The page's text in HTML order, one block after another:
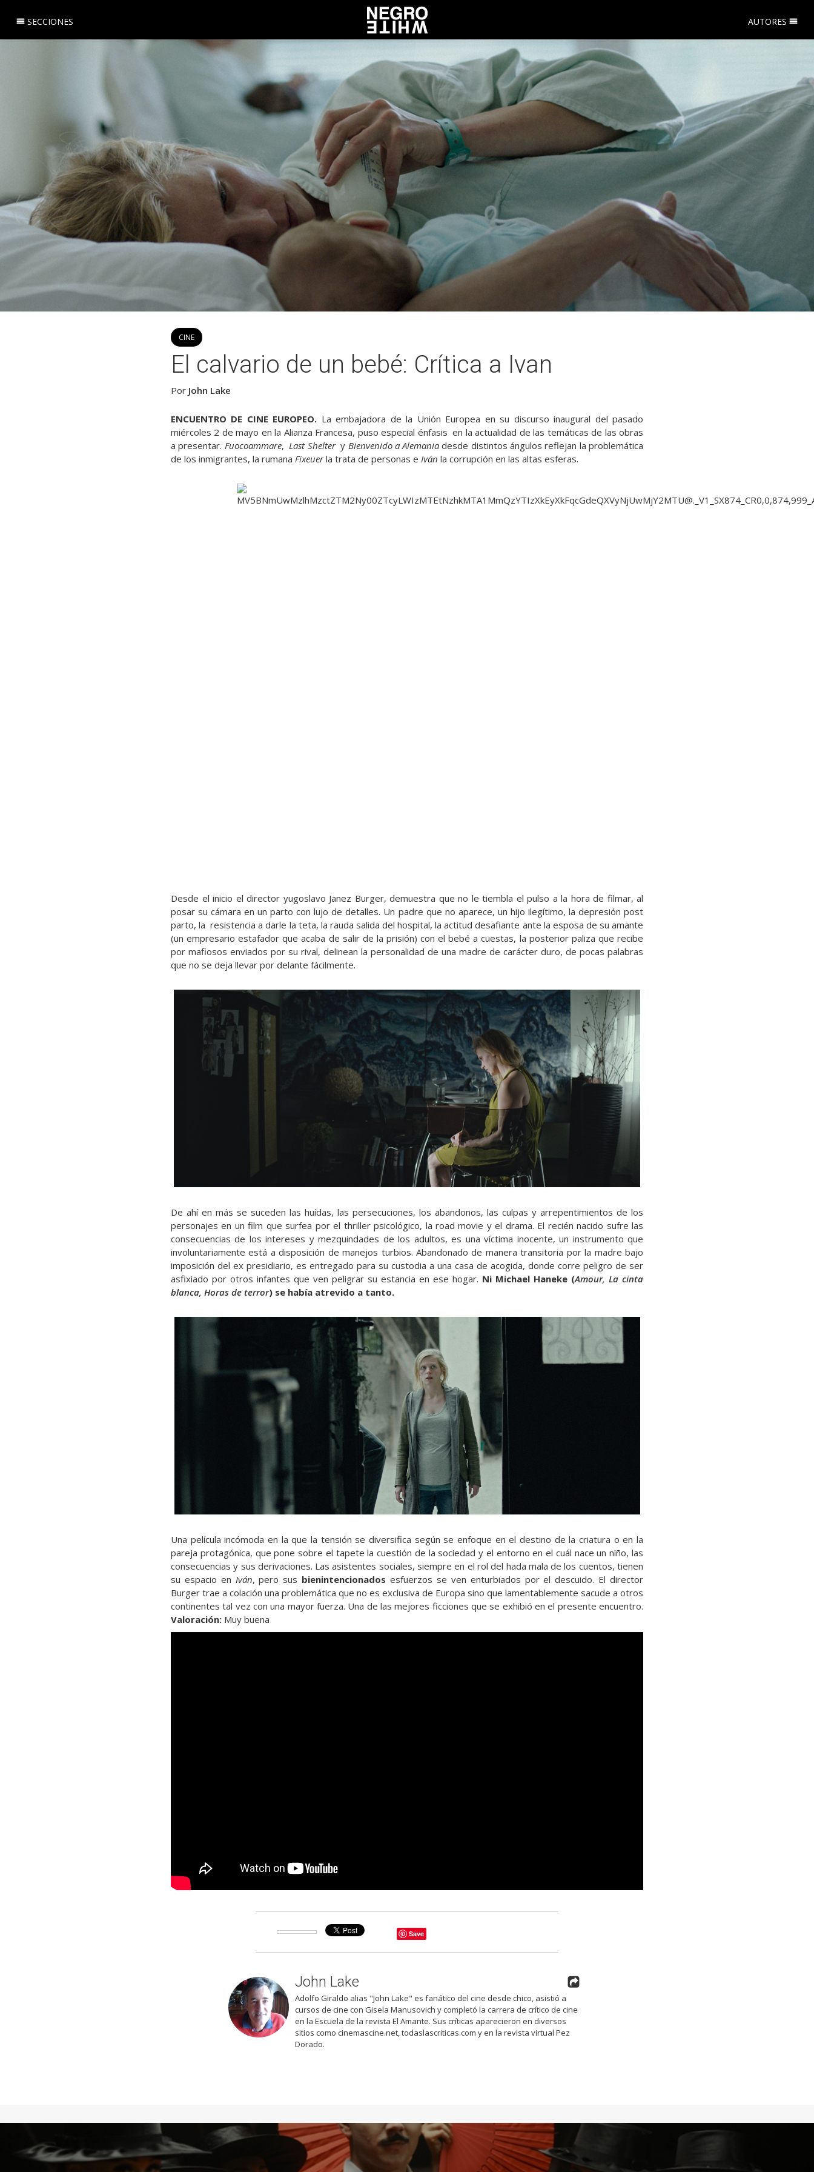
SECCIONES AUTORES
CINE
El calvario de un bebé: Crítica a Ivan
Por John Lake
ENCUENTRO DE CINE EUROPEO. La embajadora de la Unión Europea en su discurso inaugural del pasado
miércoles 2 de mayo en la Alianza Francesa, puso especial énfasis en la actualidad de las temáticas de las obras
a presentar. Fuocoammare,Last Sheltery Bienvenido a Alemania desde distintos ángulos reflejan la problemática
de los inmigrantes, la rumana Fixeuerla trata de personas e Iván la corrupción en las altas esferas.
Desde el inicio el director yugoslavo Janez Burger, demuestra que no le tiembla el pulso a la hora de filmar, al
posar su cámara en un parto con lujo de detalles. Un padre que no aparece, un hijo ilegítimo, la depresión post
parto, la resistencia a darle la teta, la rauda salida del hospital, la actitud desafiante ante la esposa de su amante
(un empresario estafador que acaba de salir de la prisión) con el bebé a cuestas, la posterior paliza que recibe
por mafiosos enviados por su rival, delinean la personalidad de una madre de carácter duro, de pocas palabras
que no se deja llevar por delante fácilmente.
De ahí en más se suceden las huídas, las persecuciones, los abandonos, las culpas y arrepentimientos de los
personajes en un film que surfea por el thriller psicológico, la road movie y el drama. El recién nacido sufre las
consecuencias de los intereses y mezquindades de los adultos, es una víctima inocente, un instrumento que
involuntariamente está a disposición de manejos turbios. Abandonado de manera transitoria por la madre bajo
imposición del ex presidiario, es entregado para su custodia a una casa de acogida, donde corre peligro de ser
asfixiado por otros infantes que ven peligrar su estancia en ese hogar. Ni Michael Haneke (Amour, La cinta
blanca, Horas de terror) se había atrevido a tanto.
Una película incómoda en la que la tensión se diversifica según se enfoque en el destino de la criatura o en la
pareja protagónica, que pone sobre el tapete la cuestión de la sociedad y el entorno en el cuál nace un niño, las
consecuencias y sus derivaciones. Las asistentes sociales, siempre en el rol del hada mala de los cuentos, tienen
su espacio en Iván, pero sus bienintencionados esfuerzos se ven enturbiados por el descuido. El director
Burger trae a colación una problemática que no es exclusiva de Europa sino que lamentablemente sacude a otros
continentes tal vez con una mayor fuerza. Una de las mejores ficciones que se exhibió en el presente encuentro.
Valoración: Muy buena
Save
John Lake
Adolfo Giraldo alias "John Lake" es fanático del cine desde chico, asistió a
cursos de cine con Gisela Manusovich y completó la carrera de crítico de cine
en la Escuela de la revista El Amante. Sus críticas aparecieron en diversos
sitios como cinemascine.net, todaslascriticas.com y en la revista virtual Pez
Dorado.